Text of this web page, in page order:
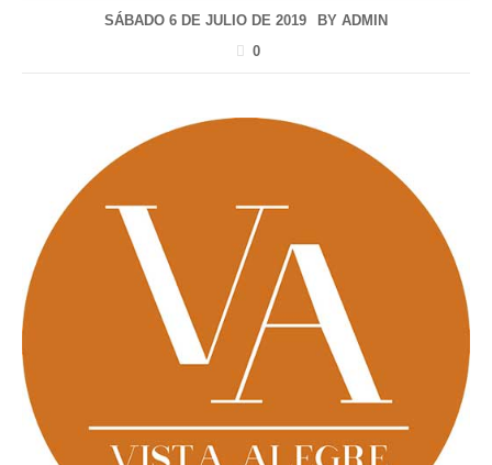
SÁBADO 6 DE JULIO DE 2019 BY ADMIN
0